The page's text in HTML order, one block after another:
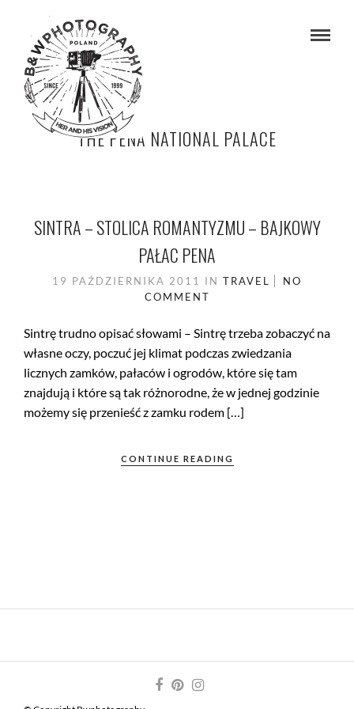
THE PENA NATIONAL PALACE
SINTRA – STOLICA ROMANTYZMU – BAJKOWY
PAŁAC PENA
19 PAŹDZIERNIKA 2011 IN TRAVEL
NO
COMMENT
Sintrę trudno opisać słowami – Sintrę trzeba zobaczyć na
własne oczy, poczuć jej klimat podczas zwiedzania
licznych zamków, pałaców i ogrodów, które się tam
znajdują i które są tak różnorodne, że w jednej godzinie
możemy się przenieść z zamku rodem […]
CONTINUE READING